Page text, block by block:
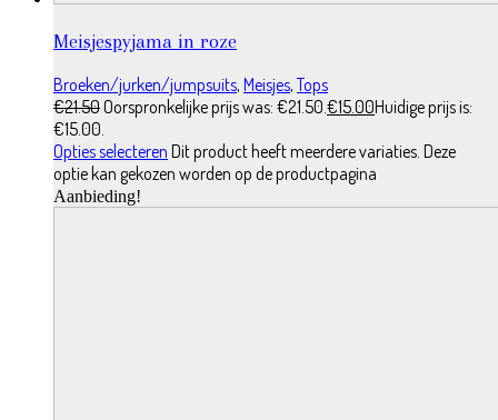
Meisjespyjama in roze
Broeken/jurken/jumpsuits, Meisjes,Tops
€21.50Oorspronkelijke prijs was: €21.50. €15.00Huidige prijs is:
€15.00.
Opties selecteren Dit product heeft meerdere variaties. Deze
optie kan gekozen worden op de productpagina
Aanbieding!